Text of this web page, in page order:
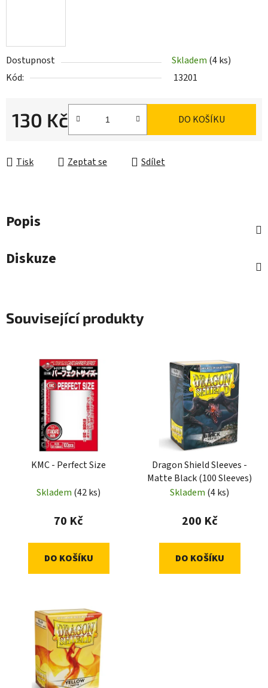
Dostupnost Skladem (4 ks)
Kód:
13201
130 Kč DO KOŠÍKU
Tisk Zeptat se Sdílet
Popis
Diskuze
Související produkty
KMC - Perfect Size
Skladem (42 ks)
70 Kč
DO KOŠÍKU
Dragon Shield Sleeves -
Matte Black (100 Sleeves)
Skladem (4 ks)
200 Kč
DO KOŠÍKU